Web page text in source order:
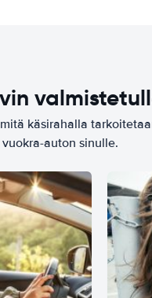
käsirahalla
auton sinulle.